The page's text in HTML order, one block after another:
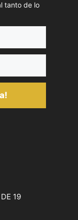
tanto de lo
19